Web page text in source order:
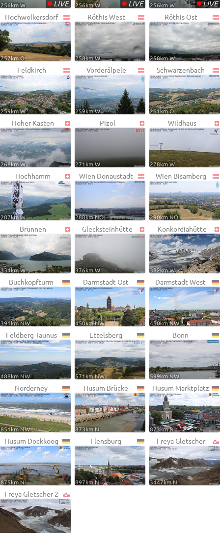
LIVE
256km W LIVE
256km W LIVE
256km W
Hochwolkersdorf
257km O
Röthis West
258km W
Röthis Ost
258km W
Feldkirch
259km W
Vorderälpele
259km W
Schwarzenbach
261km O
Hoher Kasten
268km W
Pizol
271km W
Wildhaus
278km W
Hochhamm
287km W
Wien Donaustadt
288km NO
Wien Bisamberg
290km NO
Brunnen
334km W
Glecksteinhütte
376km W
Konkordiahütte
382km W
Buchkopfturm
391km NW
Darmstadt Ost
450km NW
Darmstadt West
450km NW
Feldberg Taunus
488km NW
Ettelsberg
571km NW
Bonn
599km NW
Norderney
851km NW
Husum Brücke
873km N
Husum Marktplatz
873km N
Husum Dockkoog
875km N
Flensburg
897km N
Freya Gletscher
3447km N
Freya Gletscher 2